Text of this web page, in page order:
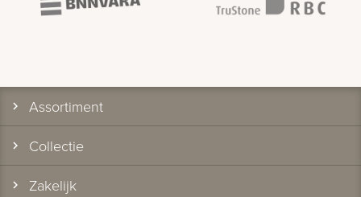
Assortiment
Collectie
Zakelijk